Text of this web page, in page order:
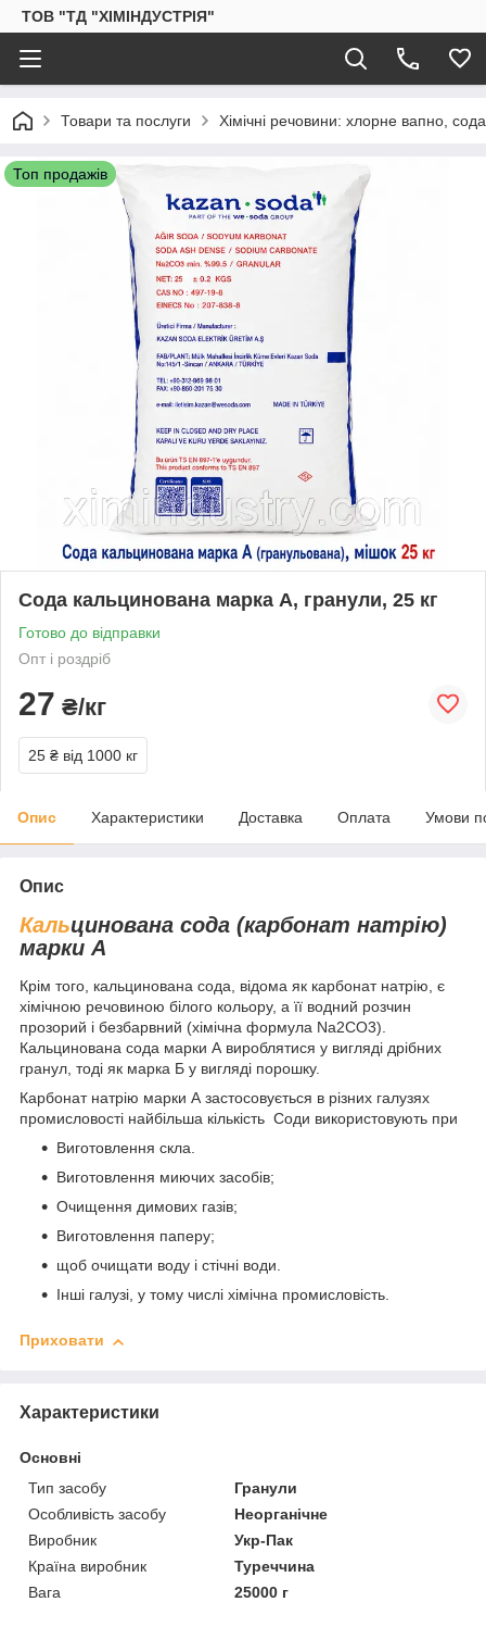
ТОВ "ТД "ХІМІНДУСТРІЯ"
Товари та послуги Хімічні речовини: хлорне вапно,
Топ продажів
Сода кальцинована марка А, гранули, 25 кг
Готово до відправки
Опт і роздріб
27 ₴/кг
25 ₴ від 1000 кг
Опис Характеристики Доставка Оплата Умови
Опис
Кальцинована сода (карбонат натрію)
марки А
Крім того, кальцинована сода, відома як карбонат натрію, є
хімічною речовиною білого кольору, а її водний розчин
прозорий і безбарвний (хімічна формула Na2CO3).
Кальцинована сода марки А вироблятися у вигляді дрібних
гранул, тоді як марка Б у вигляді порошку.
Карбонат натрію марки А застосовується в різних галузях
промисловості найбільша кількість Соди використовують при
Виготовлення скла.
Виготовлення миючих засобів;
Очищення димових газів;
Виготовлення паперу;
щоб очищати воду і стічні води.
Інші галузі, у тому числі хімічна промисловість.
Приховати
Характеристики
Основні
Тип засобу
Гранули
Особливість засобу
Неорганічне
Виробник
Укр-Пак
Країна виробник
Туреччина
Вага
25000 г